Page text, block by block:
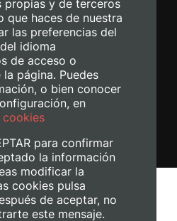
legal
de cookies
propias y de terceros
que haces de nuestra
las preferencias del
idioma
de acceso o
página. Puedes
o bien conocer
en
para confirmar
la información
modificar la
cookies pulsa
de aceptar, no
este mensaje.